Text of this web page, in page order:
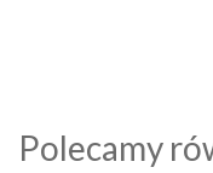
Polecamy